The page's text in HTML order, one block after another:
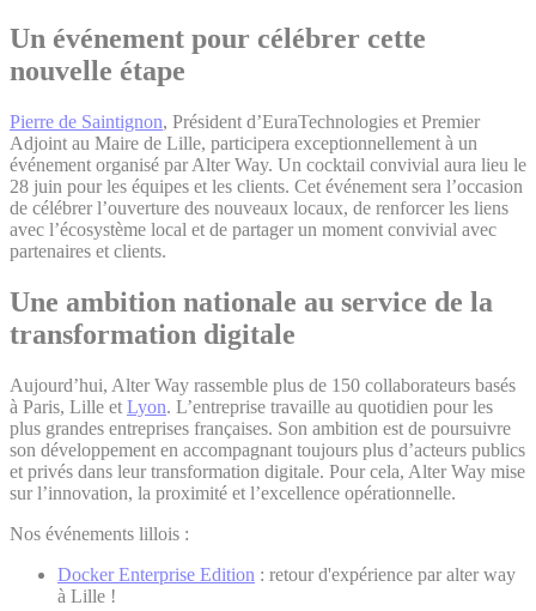
Un événement pour célébrer cette
nouvelle étape
Pierre de Saintignon, Président d’EuraTechnologies et Premier
Adjoint au Maire de Lille, participera exceptionnellement à un
événement organisé par Alter Way. Un cocktail convivial aura lieu le
28 juin pour les équipes et les clients. Cet événement sera l’occasion
de célébrer l’ouverture des nouveaux locaux, de renforcer les liens
avec l’écosystème local et de partager un moment convivial avec
partenaires et clients.
Une ambition nationale au service de la
transformation digitale
Aujourd’hui, Alter Way rassemble plus de 150 collaborateurs basés
à Paris, Lille et Lyon. L’entreprise travaille au quotidien pour les
plus grandes entreprises françaises. Son ambition est de poursuivre
son développement en accompagnant toujours plus d’acteurs publics
et privés dans leur transformation digitale. Pour cela, Alter Way mise
sur l’innovation, la proximité et l’excellence opérationnelle.
Nos événements lillois :
Docker Enterprise Edition : retour d'expérience par alter way
à Lille !